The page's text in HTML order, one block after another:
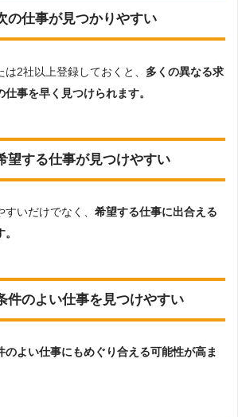
の仕事が見つかりやすい
2社以上登録しておくと、 多くの異なる求
事を早く見つけられます。
望する仕事が見つけやすい
いだけでなく、 希望する仕事に出合える
件のよい仕事を見つけやすい
のよい仕事にもめぐり合える可能性が高ま